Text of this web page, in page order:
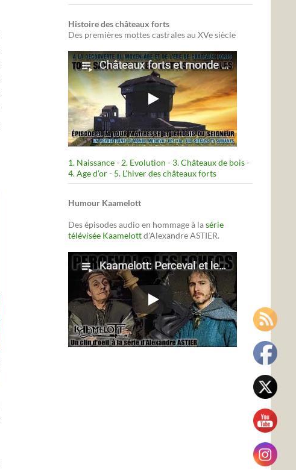
Histoire des châteaux forts
Des premières mottes castrales au XVe siècle
1. Naissance- 2. Evolution - 3. Châteaux de bois-
4. Age d’or- 5. L’hiver des châteaux forts
Humour Kaamelott
Des épisodes audio en hommage à lasérie
télévisée Kaamelottd'Alexandre ASTIER.